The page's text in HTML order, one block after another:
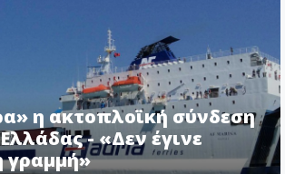
η ακτοπλοϊκή σύνδεση
- «Δεν έγινε
γραμμή»